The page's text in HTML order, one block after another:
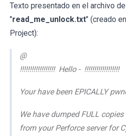
Texto presentado en el archivo
"read_me_unlock.txt" (creado
Project):
@
!!!!!!!!!!!!!!!!!! Hello - !!!!!!!!!!!!!!!!!!
Your have been EPICALLY
We have dumped FULL
from your Perforce server for